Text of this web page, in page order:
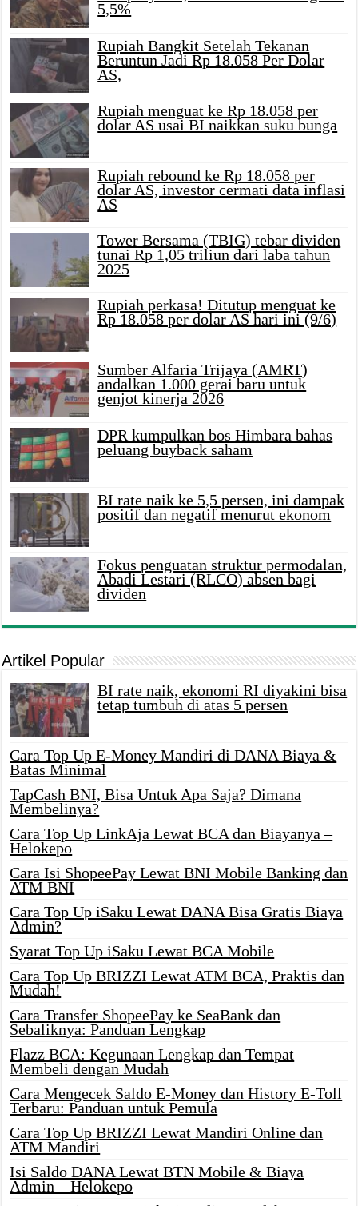
5,5%
Rupiah Bangkit Setelah Tekanan
Beruntun Jadi Rp 18.058 Per Dolar
AS,
Rupiah menguat ke Rp 18.058 per
dolar AS usai BI naikkan suku bunga
Rupiah rebound ke Rp 18.058 per
dolar AS, investor cermati data inflasi
AS
Tower Bersama (TBIG) tebar dividen
tunai Rp 1,05 triliun dari laba tahun
2025
Rupiah perkasa! Ditutup menguat ke
Rp 18.058 per dolar AS hari ini (9/6)
Sumber Alfaria Trijaya (AMRT)
andalkan 1.000 gerai baru untuk
genjot kinerja 2026
DPR kumpulkan bos Himbara bahas
peluang buyback saham
BI rate naik ke 5,5 persen, ini dampak
positif dan negatif menurut ekonom
Fokus penguatan struktur permodalan,
Abadi Lestari (RLCO) absen bagi
dividen
Artikel Popular
BI rate naik, ekonomi RI diyakini bisa
tetap tumbuh di atas 5 persen
Cara Top Up E-Money Mandiri di DANA Biaya &
Batas Minimal
TapCash BNI, Bisa Untuk Apa Saja? Dimana
Membelinya?
Cara Top Up LinkAja Lewat BCA dan Biayanya –
Helokepo
Cara Isi ShopeePay Lewat BNI Mobile Banking dan
ATM BNI
Cara Top Up iSaku Lewat DANA Bisa Gratis Biaya
Admin?
Syarat Top Up iSaku Lewat BCA Mobile
Cara Top Up BRIZZI Lewat ATM BCA, Praktis dan
Mudah!
Cara Transfer ShopeePay ke SeaBank dan
Sebaliknya: Panduan Lengkap
Flazz BCA: Kegunaan Lengkap dan Tempat
Membeli dengan Mudah
Cara Mengecek Saldo E-Money dan History E-Toll
Terbaru: Panduan untuk Pemula
Cara Top Up BRIZZI Lewat Mandiri Online dan
ATM Mandiri
Isi Saldo DANA Lewat BTN Mobile & Biaya
Admin – Helokepo